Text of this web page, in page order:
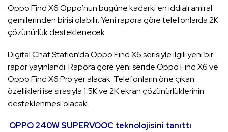
Oppo Find X6 Oppo’nun bugüne kadarki en iddialı amiral
gemilerinden birisi olabilir. Yeni rapora göre telefonlarda 2K
çözünürlük desteklenecek.
Digital Chat Station’da Oppo Find X6 serisiyle ilgili yeni bir
rapor yayınlandı. Rapora göre yeni seride Oppo Find X6 ve
Oppo Find X6 Pro yer alacak. Telefonların öne çıkan
özellikleri ise sırasıyla 1.5K ve 2K ekran çözünürlüklerinin
desteklenmesi olacak.
OPPO 240W SUPERVOOC teknolojisini tanıttı